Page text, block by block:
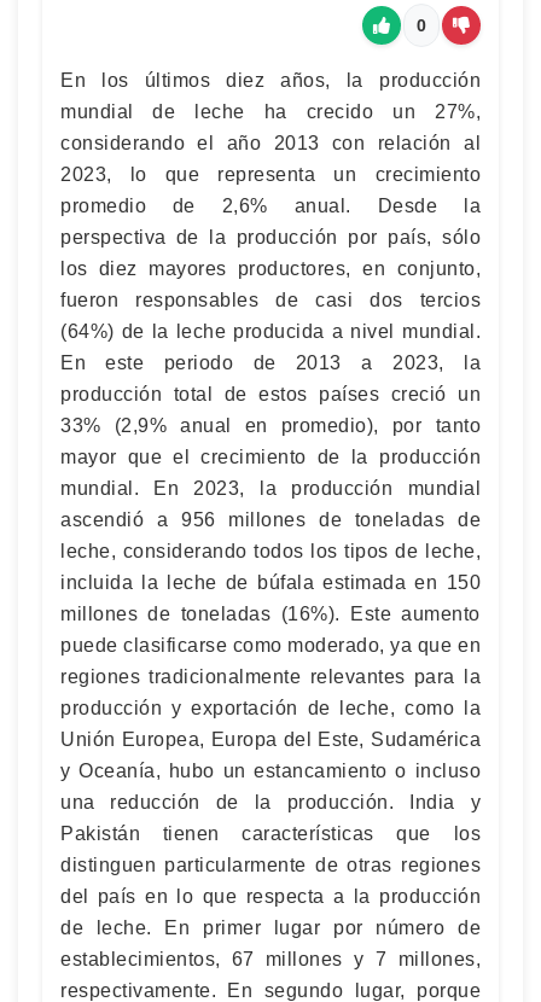
0
En los últimos diez años, la producción
mundial de leche ha crecido un 27%,
considerando el año 2013 con relación al
2023, lo que representa un crecimiento
promedio de 2,6% anual. Desde la
perspectiva de la producción por país, sólo
los diez mayores productores, en conjunto,
fueron responsables de casi dos tercios
(64%) de la leche producida a nivel mundial.
En este periodo de 2013 a 2023, la
producción total de estos países creció un
33% (2,9% anual en promedio), por tanto
mayor que el crecimiento de la producción
mundial. En 2023, la producción mundial
ascendió a 956 millones de toneladas de
leche, considerando todos los tipos de leche,
incluida la leche de búfala estimada en 150
millones de toneladas (16%). Este aumento
puede clasificarse como moderado, ya que en
regiones tradicionalmente relevantes para la
producción y exportación de leche, como la
Unión Europea, Europa del Este, Sudamérica
y Oceanía, hubo un estancamiento o incluso
una reducción de la producción. India y
Pakistán tienen características que los
distinguen particularmente de otras regiones
del país en lo que respecta a la producción
de leche. En primer lugar por número de
establecimientos, 67 millones y 7 millones,
respectivamente. En segundo lugar, porque